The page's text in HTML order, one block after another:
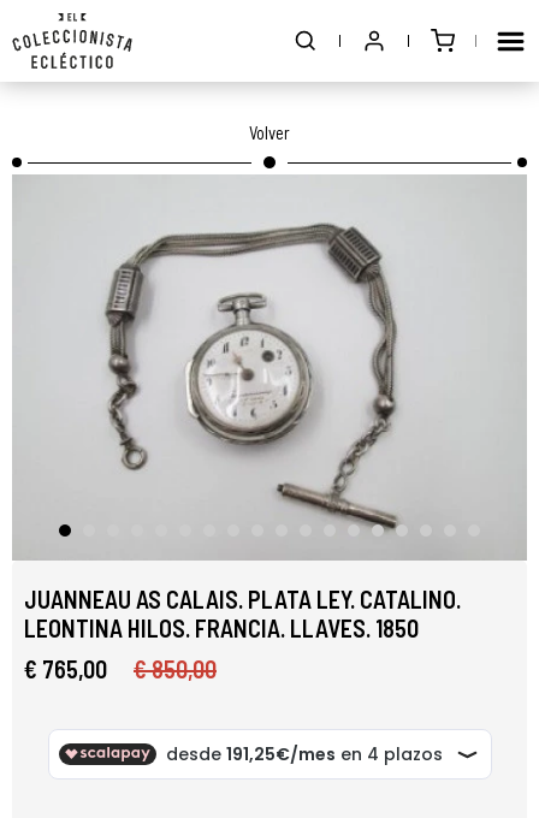
Volver
JUANNEAU AS CALAIS. PLATA LEY. CATALINO.
LEONTINA HILOS. FRANCIA. LLAVES. 1850
€ 765,00
€ 850,00